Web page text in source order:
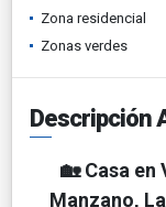
Zona residencial
Zonas verdes
Descripción
🏡Casa en
Manzano,